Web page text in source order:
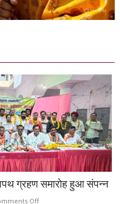
शपथ ग्रहण समारोह हुआ संपन्न
Offon